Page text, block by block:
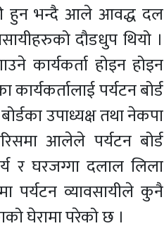
हुन भन्दै आले आवद्ध दल
दौडधुप थियो ।
कार्यकर्ता होइन होइन
पर्यटन बोर्ड
उपाध्यक्ष तथा नेकपा
आलेले पर्यटन बोर्ड
र घरजग्गा दलाल लिला
पर्यटन व्यावसायीले कुनै
घेरामा परेको छ ।